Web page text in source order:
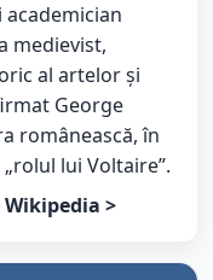
medievist,
al artelor și
George
românească, în
lui Voltaire”.
>